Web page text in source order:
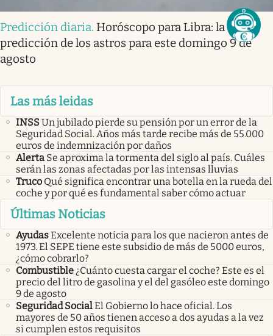
Predicción diaria. Horóscopo para Libra: la
predicción de los astros para este domingo 9 de
agosto
Las más leidas
INSSUn jubilado pierde su pensión por un error de la
Seguridad Social. Años más tarde recibe más de 55.000
euros de indemnización por daños
Alerta Se aproxima la tormenta del siglo al país. Cuáles
serán las zonas afectadas por las intensas lluvias
Truco Qué significa encontrar una botella en la rueda del
coche y por qué es fundamental saber cómo actuar
Últimas Noticias
AyudasExcelente noticia para los que nacieron antes de
1973. El SEPE tiene este subsidio de más de 5000 euros,
¿cómo cobrarlo?
Combustible¿Cuánto cuesta cargar el coche? Este es el
precio del litro de gasolina y el del gasóleo este domingo
9 de agosto
Seguridad SocialEl Gobierno lo hace oficial. Los
mayores de 50 años tienen acceso a dos ayudas a la vez
si cumplen estos requisitos